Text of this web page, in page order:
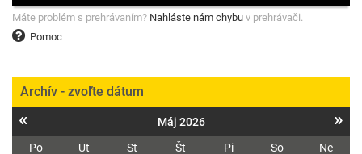
Pomoc
Máte problém s prehrávaním? Nahláste nám chybu v prehrávači.
Archív - zvoľte dátum
« Máj 2026 »
Po Ut St Št Pi So
Ne